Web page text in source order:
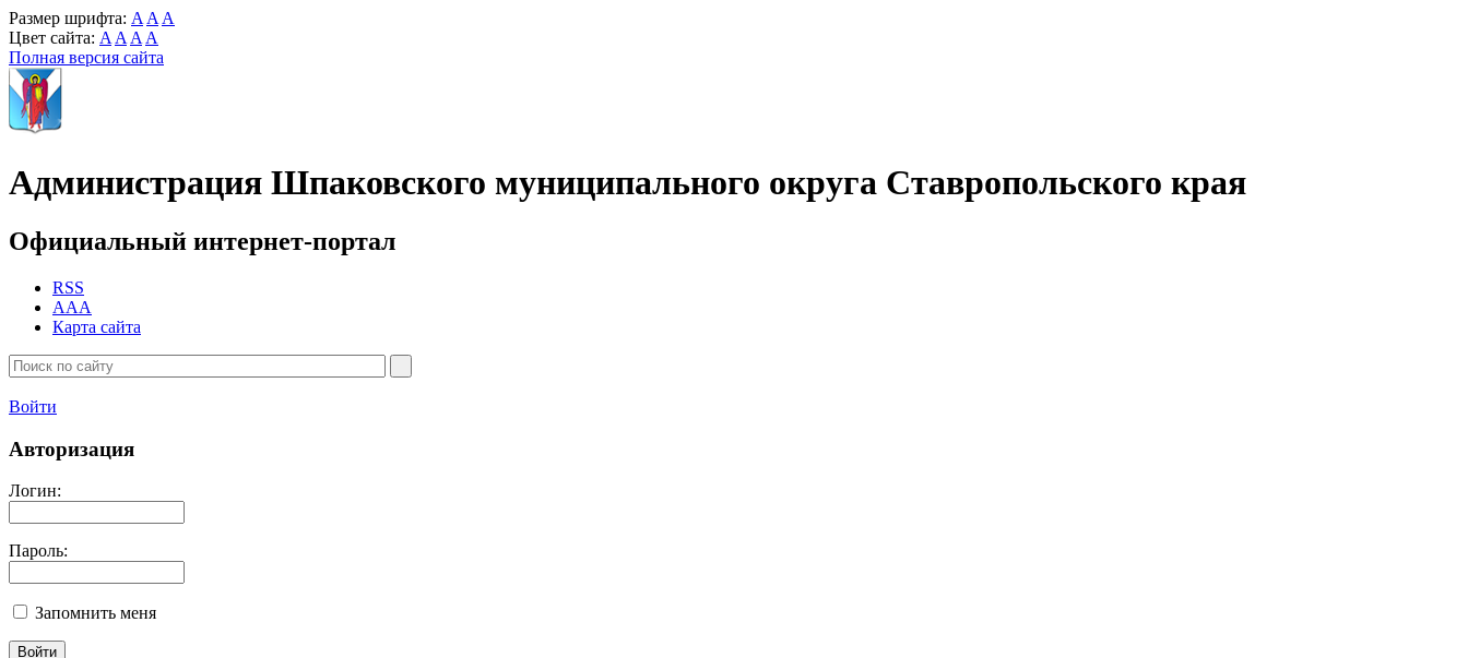
Размер шрифта: A A A
Цвет сайта: A A A A
Полная версия сайта
Администрация Шпаковского муниципального округа Ставропольского края
Официальный интернет-портал
RSS
AAA
Карта сайта
Войти
Авторизация
Логин:
Пароль:
Запомнить меня